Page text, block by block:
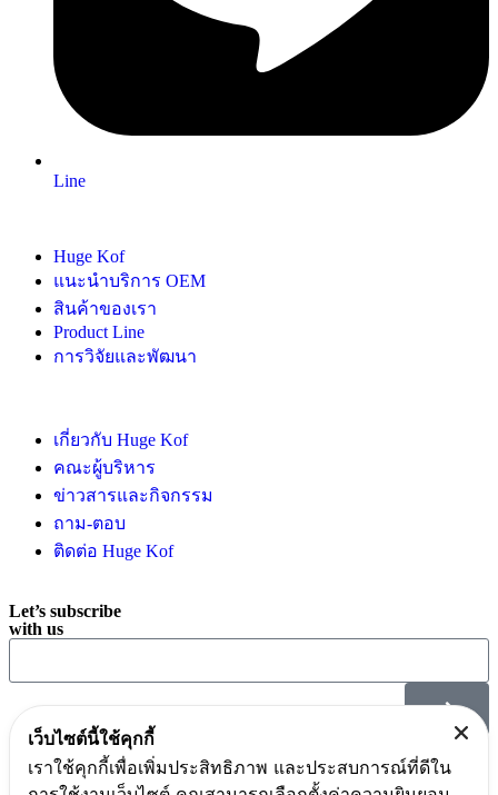
Line
Huge Kof
แนะนำบริการ OEM
สินค้าของเรา
Product Line
การวิจัยและพัฒนา
เกี่ยวกับ Huge Kof
คณะผู้บริหาร
ข่าวสารและกิจกรรม
ถาม-ตอบ
ติดต่อ Huge Kof
Let’s subscribe
with us
นโยบายคุกกี้
เว็บไซต์นี้ใช้คุกกี้
เราใช้คุกกี้เพื่อเพิ่มประสิทธิภาพ และประสบการณ์ที่ดีใน